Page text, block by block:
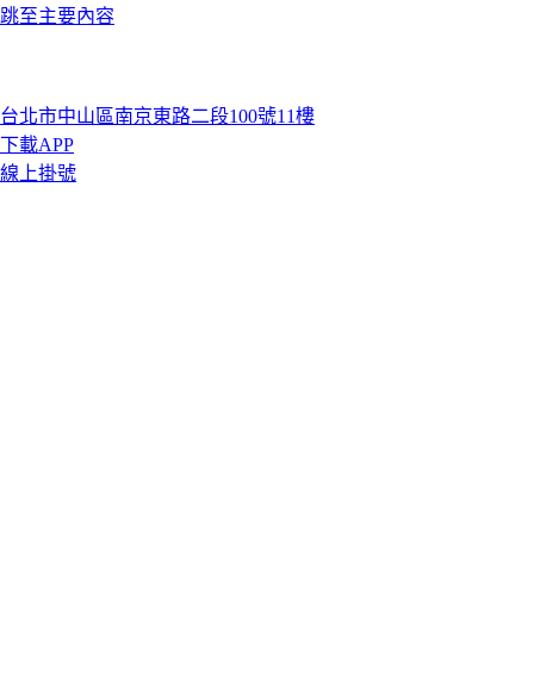
跳至主要內容
台北市中山區南京東路二段100號11樓
下載APP
線上掛號